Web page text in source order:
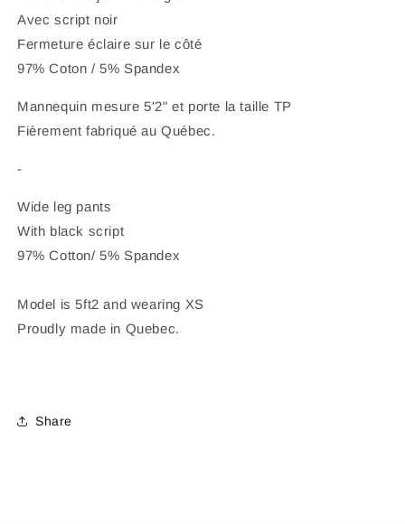
Avec script noir
Fermeture éclaire sur le côté
97% Coton / 5% Spandex
Mannequin mesure 5'2" et porte la taille TP
Fièrement fabriqué au Québec.
-
Wide leg pants
With black script
97% Cotton/ 5% Spandex
Model is 5ft2 and wearing XS
Proudly made in Quebec.
Share